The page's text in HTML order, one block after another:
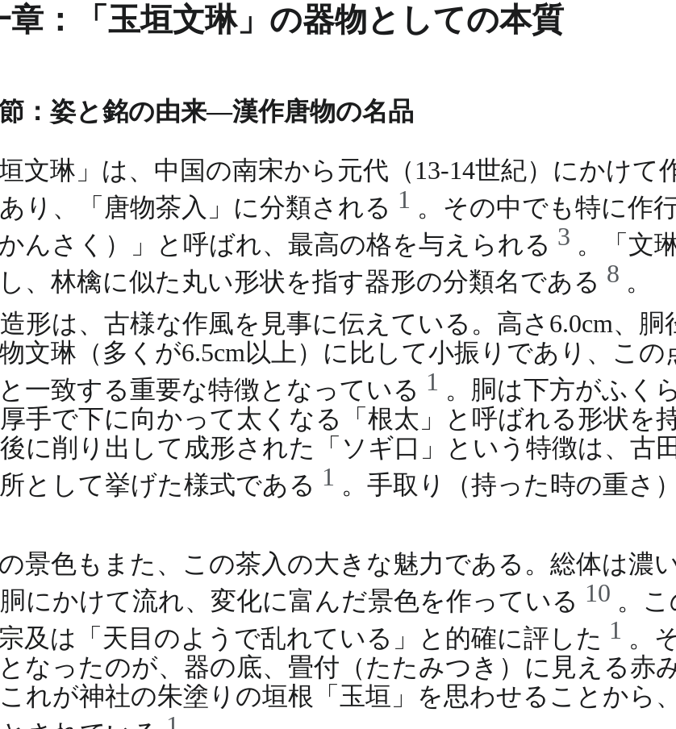
章：「玉垣文琳」の器物としての本質
：姿と銘の由来―漢作唐物の名品
垣文琳」は、中国の南宋から元代（13-14世紀）にかけ
り、「唐物茶入」に分類される 1 。その中でも特に作
んさく）」と呼ばれ、最高の格を与えられる 3 。「文
、林檎に似た丸い形状を指す器形の分類名である 8 。
形は、古様な作風を見事に伝えている。高さ6.0cm、胴
文琳（多くが6.5cm以上）に比して小振りであり、こ
一致する重要な特徴となっている 1 。胴は下方がふく
手で下に向かって太くなる「根太」と呼ばれる形状を
に削り出して成形された「ソギ口」という特徴は、古
として挙げた様式である 1 。手取り（持った時の重さ
景色もまた、この茶入の大きな魅力である。総体は濃
にかけて流れ、変化に富んだ景色を作っている 10 。
及は「天目のようで乱れている」と的確に評した 1 。
なったのが、器の底、畳付（たたみつき）に見える赤
れが神社の朱塗りの垣根「玉垣」を思わせることから